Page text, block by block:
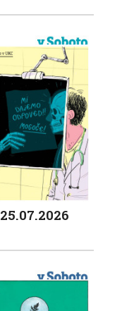
25.07.2026